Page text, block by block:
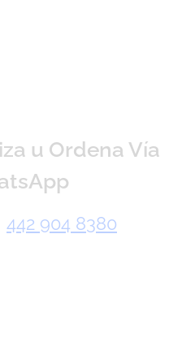
u Ordena Vía
442 904 8380